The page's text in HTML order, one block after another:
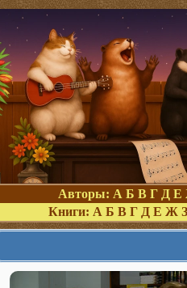
Авторы: А Б В Г Д Е
Книги: А Б В Г Д Е Ж З